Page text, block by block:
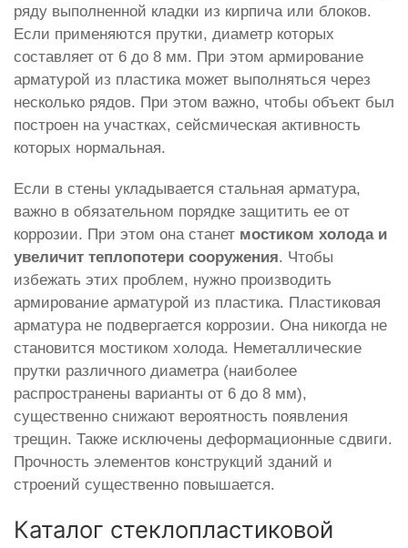
ряду выполненной кладки из кирпича или блоков.
Если применяются прутки, диаметр которых
составляет от 6 до 8 мм. При этом армирование
арматурой из пластика может выполняться через
несколько рядов. При этом важно, чтобы объект был
построен на участках, сейсмическая активность
которых нормальная.
Если в стены укладывается стальная арматура,
важно в обязательном порядке защитить ее от
коррозии. При этом она станет мостиком холода и
увеличит теплопотери сооружения. Чтобы
избежать этих проблем, нужно производить
армирование арматурой из пластика. Пластиковая
арматура не подвергается коррозии. Она никогда не
становится мостиком холода. Неметаллические
прутки различного диаметра (наиболее
распространены варианты от 6 до 8 мм),
существенно снижают вероятность появления
трещин. Также исключены деформационные сдвиги.
Прочность элементов конструкций зданий и
строений существенно повышается.
Каталог стеклопластиковой